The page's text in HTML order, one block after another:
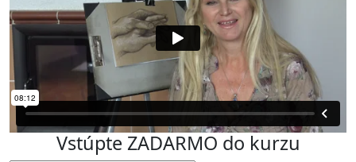
Vstúpte ZADARMO do kurzu